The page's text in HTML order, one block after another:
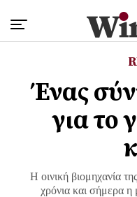
Ένας
για το
H οινική βιομηχανία
χρόνια και σήμερα η